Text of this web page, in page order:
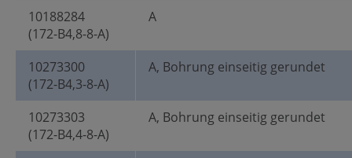
10188284
(172-B4,8-8-A)
A
10273300
(172-B4,3-8-A)
A, Bohrung einseitig gerundet
10273303
(172-B4,4-8-A)
A, Bohrung einseitig gerundet